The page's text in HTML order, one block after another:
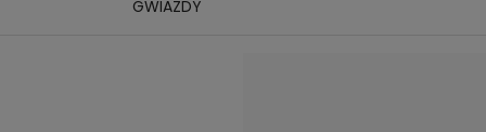
GWIAZDY